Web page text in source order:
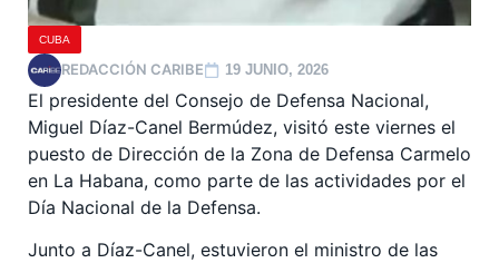
CUBA
REDACCIÓN CARIBE 19 JUNIO, 2026
El presidente del Consejo de Defensa Nacional,
Miguel Díaz-Canel Bermúdez, visitó este viernes el
puesto de Dirección de la Zona de Defensa Carmelo
en La Habana, como parte de las actividades por el
Día Nacional de la Defensa.
Junto a Díaz-Canel, estuvieron el ministro de las